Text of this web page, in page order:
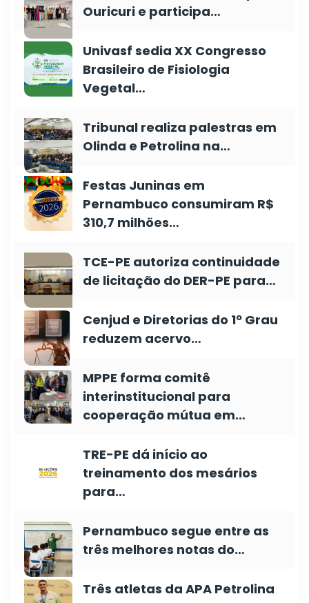
Ouricuri e participa…
Univasf sedia XX Congresso
Brasileiro de Fisiologia
Vegetal…
Tribunal realiza palestras em
Olinda e Petrolina na…
Festas Juninas em
Pernambuco consumiram R$
310,7 milhões…
TCE-PE autoriza continuidade
de licitação do DER-PE para…
Cenjud e Diretorias do 1º Grau
reduzem acervo…
MPPE forma comitê
interinstitucional para
cooperação mútua em…
TRE-PE dá início ao
treinamento dos mesários
para…
Pernambuco segue entre as
três melhores notas do…
Três atletas da APA Petrolina